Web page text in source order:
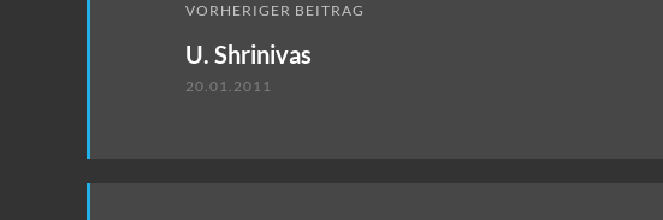
NavigationVORHERIGER BEITRAG
U. Shrinivas
20.01.2011